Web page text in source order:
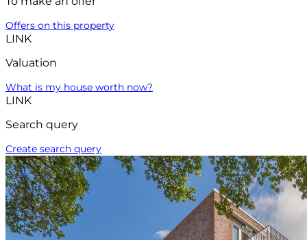
Offers on this property
LINK
Valuation
What is my house worth now?
LINK
Search query
Create search query